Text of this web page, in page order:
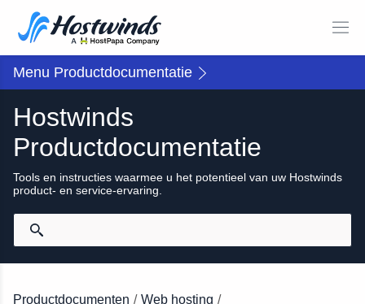
Menu Productdocumentatie
Hostwinds
Productdocumentatie
Tools en instructies waarmee u het potentieel van uw Hostwinds
product- en service-ervaring.
Productdocumenten / Web hosting /